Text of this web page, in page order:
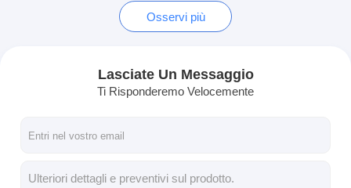
Chiedi un preventivo
filtro di rame rotondo smaltato
Filati di avvolgimento in rame smaltato
Osservi più
Lasciate Un Messaggio
Ti Risponderemo Velocemente